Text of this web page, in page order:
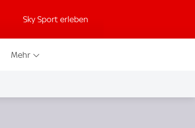
Sky Sport erleben
Mehr